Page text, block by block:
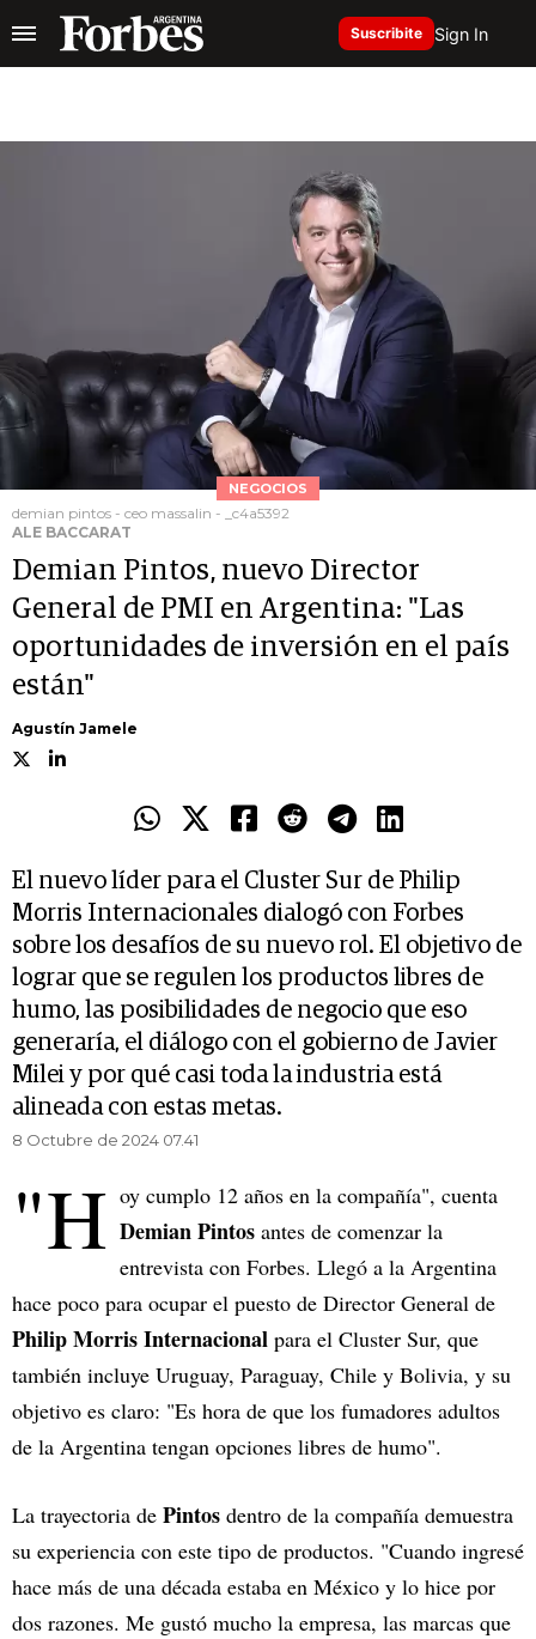
Suscribite Sign In
NEGOCIOS
demian pintos - ceo massalin - _c4a5392
ALE BACCARAT
Demian Pintos, nuevo Director
General de PMI en Argentina: "Las
oportunidades de inversión en el país
están"
Agustín Jamele
El nuevo líder para el Cluster Sur de Philip
Morris Internacionales dialogó con Forbes
sobre los desafíos de su nuevo rol. El objetivo de
lograr que se regulen los productos libres de
humo, las posibilidades de negocio que eso
generaría, el diálogo con el gobierno de Javier
Milei y por qué casi toda la industria está
alineada con estas metas.
8 Octubre de 2024 07.41
"H oy cumplo 12 años en la compañía", cuenta
Demian Pintos antes de comenzar la
entrevista con Forbes. Llegó a la Argentina
hace poco para ocupar el puesto de Director General de
Philip Morris Internacional para el Cluster Sur, que
también incluye Uruguay, Paraguay, Chile y Bolivia, y su
objetivo es claro: "Es hora de que los fumadores adultos
de la Argentina tengan opciones libres de humo".
La trayectoria de Pintos dentro de la compañía demuestra
su experiencia con este tipo de productos. "Cuando ingresé
hace más de una década estaba en México y lo hice por
dos razones. Me gustó mucho la empresa, las marcas que